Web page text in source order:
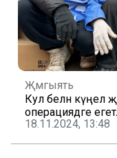
Җәмгыять
Кул белән күңел
операциядәге
18.11.2024, 13:48